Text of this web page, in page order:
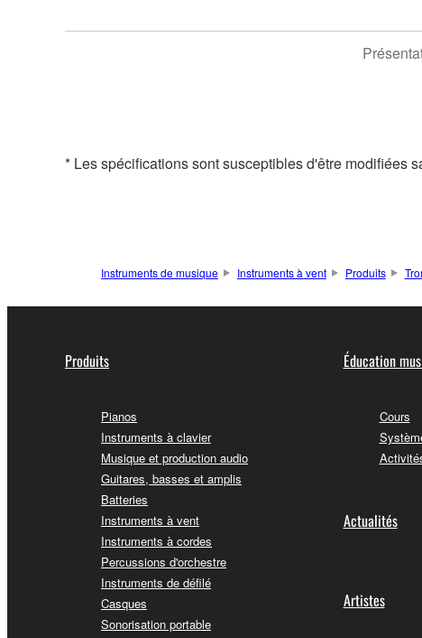
* Les spécifications sont susceptibles d'être modifiées
Instruments de musique Instruments à vent Produits
Produits
Pianos
Instruments à clavier
Musique et production audio
Guitares, basses et amplis
Batteries
Instruments à vent
Instruments à cordes
Percussions d'orchestre
Instruments de défilé
Casques
Sonorisation portable
Éducation
Cours
Actualités
Artistes